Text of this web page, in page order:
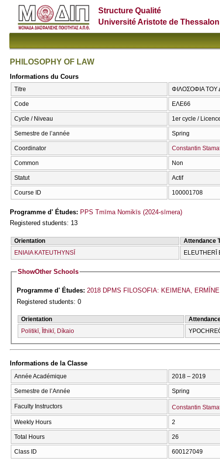
Structure Qualité
Université Aristote de
PHILOSOPHY OF LAW
Informations du Cours
Titre ΦΙΛΟΣΟΦΙΑ ΤΟΥ
Code ΕΛΕ66
Cycle / Niveau 1er cycle /
Semestre de l’année Spring
Coordinator Constantin
Common Non
Statut Actif
Course ID 100001708
Programme d' Études: PPS Tmīma Nomikīs (2024-sīmera)
Registered students: 13
Orientation
Attendance
ENIAIA KATEUTHYNSĪ
ELEUTHERĪ
ShowOther Schools
Programme d' Études:2018 DPMS FILOSOFIA: KEIMENA,
Registered students: 0
Orientation
Politikī, Īthikī, Díkaio
Informations de la Classe
Année Académique 2018 – 2019
Semestre de l’Année Spring
Faculty Instructors Constantin
Weekly Hours 2
Total Hours 26
Class ID 600127049